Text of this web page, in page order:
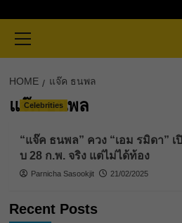
Menu
HOME แจ๊ค ธนพล
แจ๊ค ธนพล
Celebrities
“แจ๊ค ธนพล” ควง “เอม รมิดา”
บ 28 ก.พ. จริง แต่ไม่ได้ท้อง
Parnicha Sasookjit 21/02/2025
Recent Posts